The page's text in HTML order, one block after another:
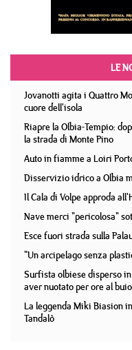
LE
Jovanotti agita i Quattro
cuore dell'isola
Riapre la Olbia-Tempio:
la strada di Monte Pino
Auto in fiamme a Loiri
Disservizio idrico a Olbia
Il Cala di Volpe approda
Nave merci "pericolosa"
Esce fuori strada sulla
"Un arcipelago senza
Surfista olbiese disperso
aver nuotato per ore al buio
La leggenda Miki Biasion
Tandalò